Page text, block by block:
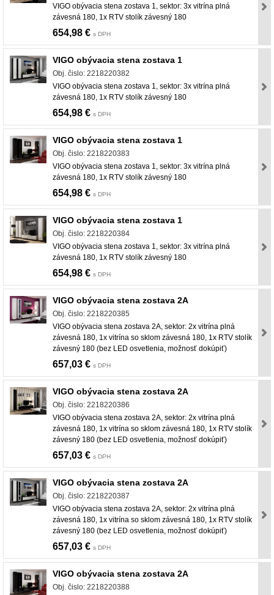
VIGO obývacia stena zostava 1, sektor: 3x vitrína plná
závesná 180, 1x RTV stolík závesný 180
654,98 € s DPH
VIGO obývacia stena zostava 1
Obj. čislo: 2218220382
VIGO obývacia stena zostava 1, sektor: 3x vitrína plná
závesná 180, 1x RTV stolík závesný 180
654,98 € s DPH
VIGO obývacia stena zostava 1
Obj. čislo: 2218220383
VIGO obývacia stena zostava 1, sektor: 3x vitrína plná
závesná 180, 1x RTV stolík závesný 180
654,98 € s DPH
VIGO obývacia stena zostava 1
Obj. čislo: 2218220384
VIGO obývacia stena zostava 1, sektor: 3x vitrína plná
závesná 180, 1x RTV stolík závesný 180
654,98 € s DPH
VIGO obývacia stena zostava 2A
Obj. čislo: 2218220385
VIGO obývacia stena zostava 2A, sektor: 2x vitrína plná
závesná 180, 1x vitrína so sklom závesná 180, 1x RTV stolík
závesný 180 (bez LED osvetlenia, možnosť dokúpiť)
657,03 € s DPH
VIGO obývacia stena zostava 2A
Obj. čislo: 2218220386
VIGO obývacia stena zostava 2A, sektor: 2x vitrína plná
závesná 180, 1x vitrína so sklom závesná 180, 1x RTV stolík
závesný 180 (bez LED osvetlenia, možnosť dokúpiť)
657,03 € s DPH
VIGO obývacia stena zostava 2A
Obj. čislo: 2218220387
VIGO obývacia stena zostava 2A, sektor: 2x vitrína plná
závesná 180, 1x vitrína so sklom závesná 180, 1x RTV stolík
závesný 180 (bez LED osvetlenia, možnosť dokúpiť)
657,03 € s DPH
VIGO obývacia stena zostava 2A
Obj. čislo: 2218220388